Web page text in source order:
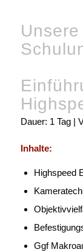
Dauer: 1 Tag |
Inhalte:
Highspeed
Ggf